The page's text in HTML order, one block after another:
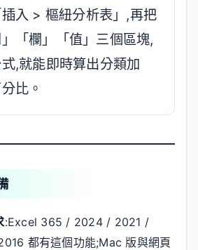
入 > 樞紐分析表」,再把
「欄」「值」三個區塊,
,就能即時算出分類加
比。
:Excel 365 / 2024 / 2021 /
都有這個功能;Mac 版與網頁